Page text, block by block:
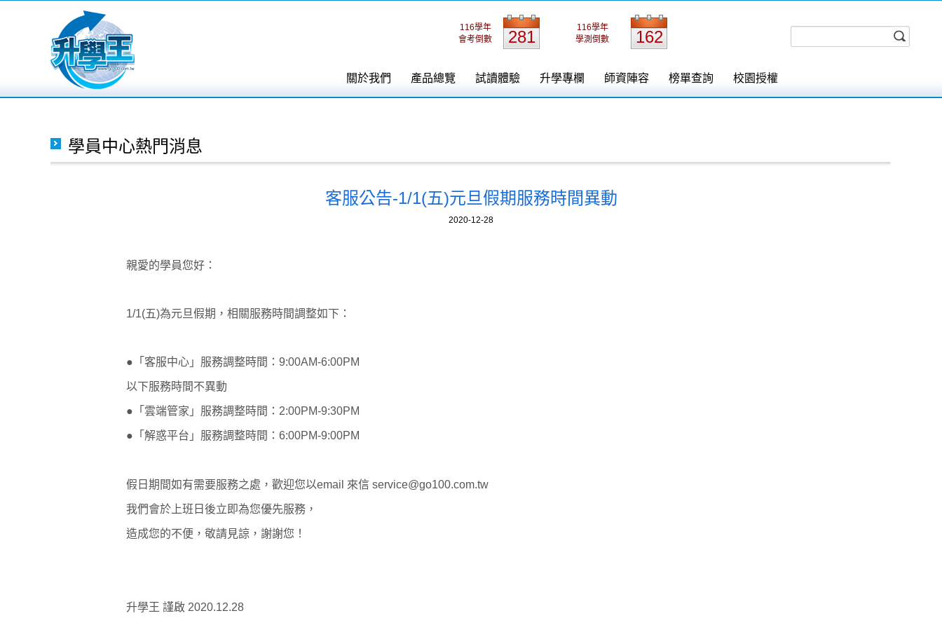
關於我們 產品總覽 試讀體驗 升學專欄 師資陣容 榜單查詢 校園授權
116學年
會考倒數
281
116學年
學測倒數
162
學員中心熱門消息
客服公告-1/1(五)元旦假期服務時間異動
2020-12-28
親愛的學員您好：
1/1(五)為元旦假期，相關服務時間調整如下：
●「客服中心」服務調整時間： 9:00AM-6:00PM
以下服務時間不異動
●「雲端管家」服務調整時間： 2:00PM-9:30PM
●「解惑平台」服務調整時間： 6:00PM-9:00PM
假日期間如有需要服務之處，歡迎您以email 來信 service@go100.com.tw
我們會於上班日後立即為您優先服務，
造成您的不便，敬請見諒，謝謝您！
升學王 謹啟 2020.12.28